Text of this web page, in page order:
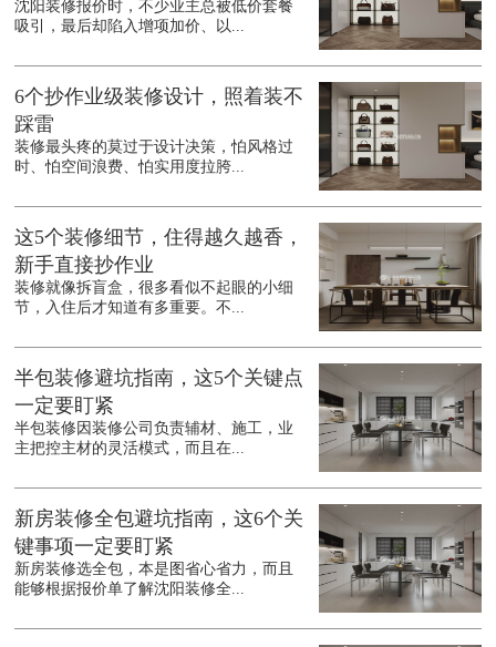
沈阳装修报价时，不少业主总被低价套餐
吸引，最后却陷入增项加价、以...
6个抄作业级装修设计，照着装不
踩雷
装修最头疼的莫过于设计决策，怕风格过
时、怕空间浪费、怕实用度拉胯...
这5个装修细节，住得越久越香，
新手直接抄作业
装修就像拆盲盒，很多看似不起眼的小细
节，入住后才知道有多重要。不...
半包装修避坑指南，这5个关键点
一定要盯紧
半包装修因装修公司负责辅材、施工，业
主把控主材的灵活模式，而且在...
新房装修全包避坑指南，这6个关
键事项一定要盯紧
新房装修选全包，本是图省心省力，而且
能够根据报价单了解沈阳装修全...